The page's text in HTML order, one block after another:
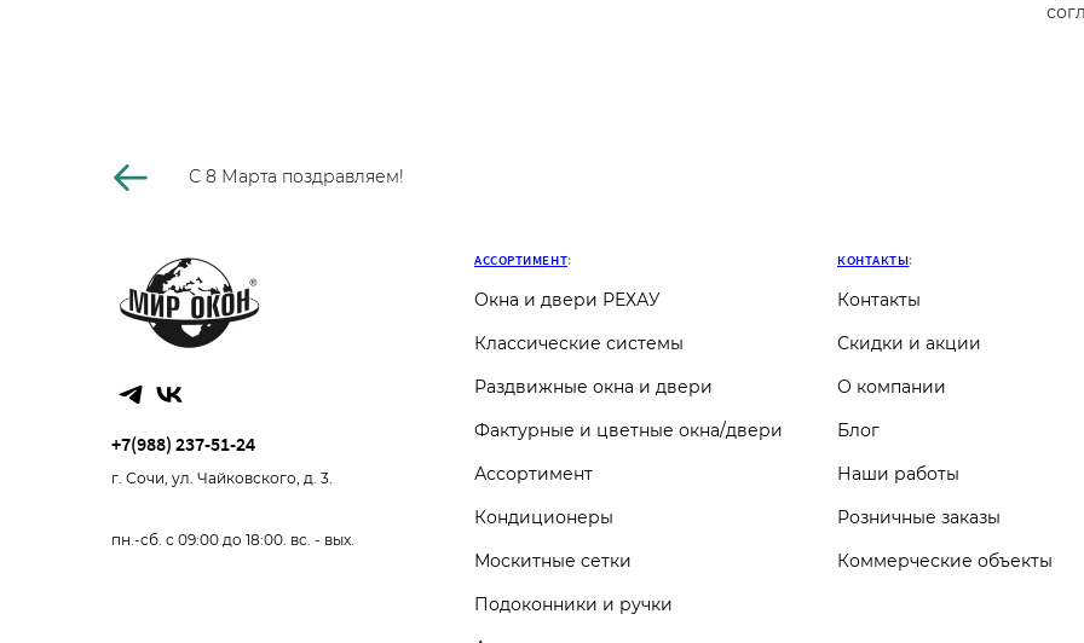
С 8 Марта поздравляем!
+7(988) 237-51-24
г. Сочи, ул. Чайковского, д. 3.
пн.-сб. с 09:00 до 18:00. вс. - вых.
АССОРТИМЕНТ:
Окна и двери РЕХАУ
Классические системы
Раздвижные окна и двери
Фактурные и цветные окна/двери
Ассортимент
Кондиционеры
Москитные сетки
Подоконники и ручки
КОНТАКТЫ:
Контакты
Скидки и акции
О компании
Блог
Наши работы
Розничные заказы
Коммерческие объекты